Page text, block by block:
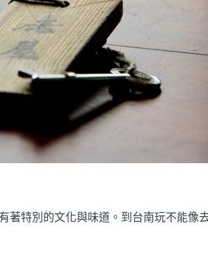
特別的文化與味道。到台南玩不能像